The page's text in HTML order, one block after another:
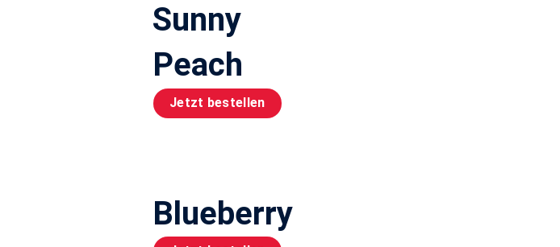
Sunny
Peach
Jetzt bestellen
Blueberry